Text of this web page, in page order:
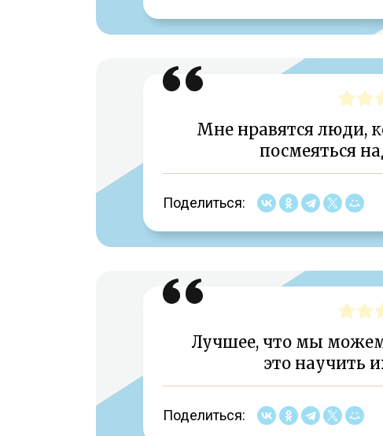
Мне нравятся люди,
посмеяться
Поделиться:
Лучшее, что мы
это научить
Поделиться: